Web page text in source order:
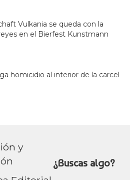
Vulkania se queda con la
en el Bierfest Kunstmann
homicidio al interior de la carcel
y
¿Buscas algo?